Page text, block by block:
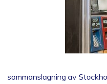
sammanslagning av